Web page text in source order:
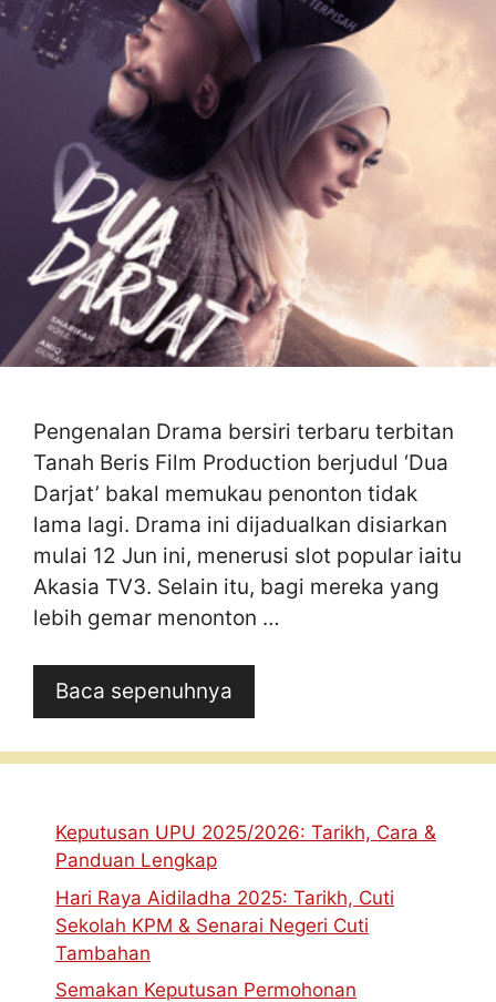
Pengenalan Drama bersiri terbaru terbitan
Tanah Beris Film Production berjudul ‘Dua
Darjat’ bakal memukau penonton tidak
lama lagi. Drama ini dijadualkan disiarkan
mulai 12 Jun ini, menerusi slot popular iaitu
Akasia TV3. Selain itu, bagi mereka yang
lebih gemar menonton …
Baca sepenuhnya
Keputusan UPU 2025/2026: Tarikh, Cara &
Panduan Lengkap
Hari Raya Aidiladha 2025: Tarikh, Cuti
Sekolah KPM & Senarai Negeri Cuti
Tambahan
Semakan Keputusan Permohonan